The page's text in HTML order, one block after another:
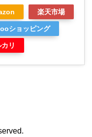
楽天市場
ショッピング
リ